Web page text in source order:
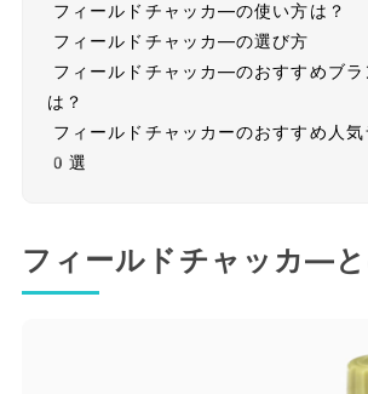
フィールドチャッカ―の使い方は？
フィールドチャッカ―の選び方
フィールドチャッカ―のおすすめブラ
は？
フィールドチャッカーのおすすめ人
0選
フィールドチャッカ―と